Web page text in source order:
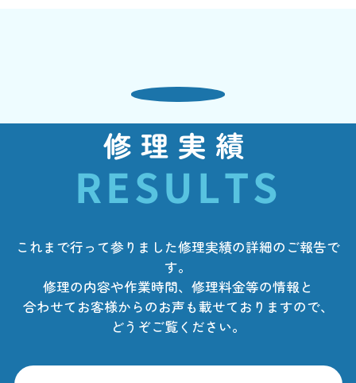
修理実績
RESULTS
これまで行って参りました修理実績の詳細のご報告で
す。
修理の内容や作業時間、修理料金等の情報と
合わせてお客様からのお声も載せておりますので、
どうぞご覧ください。